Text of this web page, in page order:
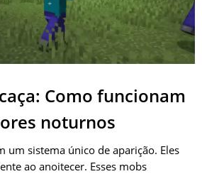
Como funcionam
noturnos
um sistema único de aparição. Eles
ao anoitecer. Esses mobs